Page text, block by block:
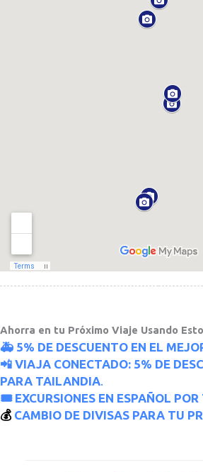
Ahorra en tu Próximo Viaje Usando
🚑 5% DE DESCUENTO EN EL
📲 VIAJA CONECTADO: 5% DE
PARA TAILANDIA.
🎟 EXCURSIONES EN ESPAÑOL
💰 CAMBIO DE DIVISAS PARA TU